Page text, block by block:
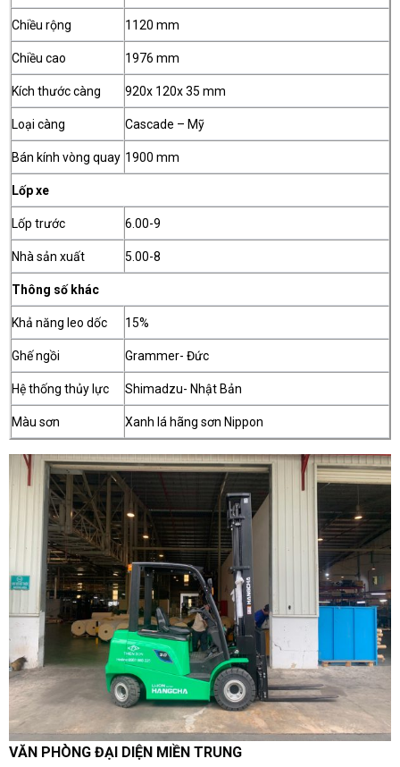
Chiều rộng 1120 mm
Chiều cao 1976 mm
Kích thước càng 920x 120x 35 mm
Loại càng Cascade – Mỹ
Bán kính vòng quay 1900 mm
Lốp xe
Lốp trước 6.00-9
Nhà sản xuất 5.00-8
Thông số khác
Khả năng leo dốc 15%
Ghế ngồi Grammer- Đức
Hệ thống thủy lực Shimadzu- Nhật Bản
Màu sơn Xanh lá hãng sơn Nippon
VĂN PHÒNG ĐẠI DIỆN MIỀN TRUNG